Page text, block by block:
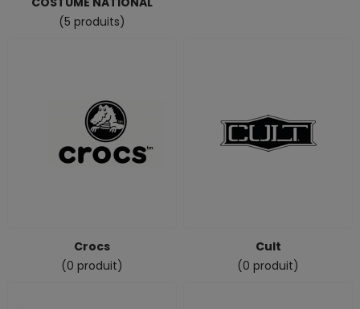
(5 produits)
Crocs
(0 produit)
Cult
(0 produit)